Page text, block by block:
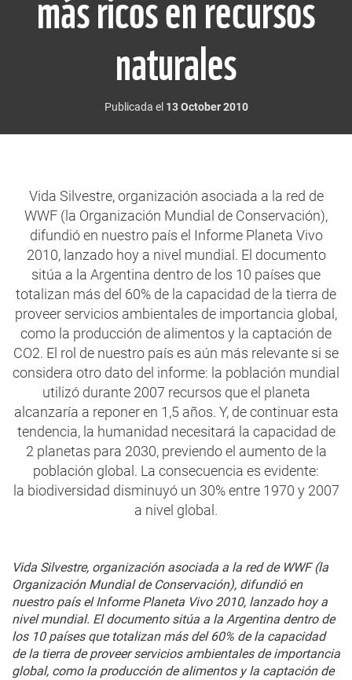
más ricos en recursos
naturales
Publicada el 13 October 2010
Vida Silvestre, organización asociada a la red de
WWF (la Organización Mundial de Conservación),
difundió en nuestro país el Informe Planeta Vivo
2010, lanzado hoy a nivel mundial. El documento
sitúa a la Argentina dentro de los 10 países que
totalizan más del 60% de la capacidad de la tierra de
proveer servicios ambientales de importancia global,
como la producción de alimentos y la captación de
CO2. El rol de nuestro país es aún más relevante si se
considera otro dato del informe: la población mundial
utilizó durante 2007 recursos que el planeta
alcanzaría a reponer en 1,5 años. Y, de continuar esta
tendencia, la humanidad necesitará la capacidad de
2 planetas para 2030, previendo el aumento de la
población global. La consecuencia es evidente:
la biodiversidad disminuyó un 30% entre 1970 y 2007
a nivel global.
Vida Silvestre, organización asociada a la red de WWF (la
Organización Mundial de Conservación), difundió en
nuestro país el Informe Planeta Vivo 2010, lanzado hoy a
nivel mundial. El documento sitúa a la Argentina dentro de
los 10 países que totalizan más del 60% de la capacidad
de la tierra de proveer servicios ambientales de importancia
global, como la producción de alimentos y la captación de